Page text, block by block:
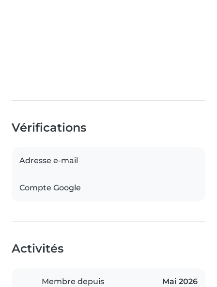
Vérifications
Adresse e-mail
Compte Google
Activités
Membre depuis Mai 2026